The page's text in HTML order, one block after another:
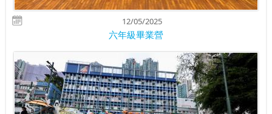
12/05/2025
六年級畢業營